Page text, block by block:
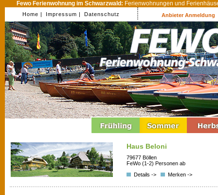
Fewo Ferienwohnung im Schwarzwald: Ferienwohnungen und
Home | Impressum | Datenschutz Anbieter Anmeldung
Haus Beloni
79677 Böllen
FeWo (1-2) Personen ab
Details ->
Merken ->